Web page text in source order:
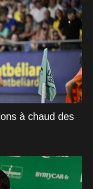
à chaud des